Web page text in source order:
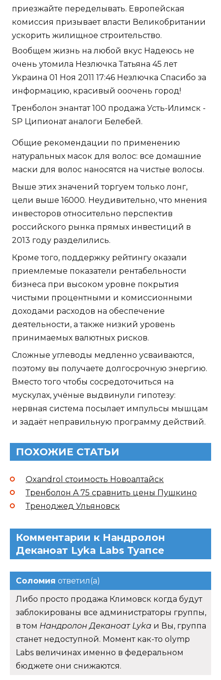
приезжайте переделывать. Европейская
комиссия призывает власти Великобритании
ускорить жилищное строительство.
Вообщем жизнь на любой вкус Надеюсь не
очень утомила Незлючка Татьяна 45 лет
Украина 01 Ноя 2011 17:46 Незлючка Спасибо за
информацию, красивый ооочень город!
Тренболон энантат 100 продажа Усть-Илимск -
SP Ципионат аналоги Белебей.
Общие рекомендации по применению
натуральных масок для волос: все домашние
маски для волос наносятся на чистые волосы.
Выше этих значений торгуем только лонг,
цели выше 16000. Неудивительно, что мнения
инвесторов относительно перспектив
российского рынка прямых инвестиций в
2013 году разделились.
Кроме того, поддержку рейтингу оказали
приемлемые показатели рентабельности
бизнеса при высоком уровне покрытия
чистыми процентными и комиссионными
доходами расходов на обеспечение
деятельности, а также низкий уровень
принимаемых валютных рисков.
Сложные углеводы медленно усваиваются,
поэтому вы получаете долгосрочную энергию.
Вместо того чтобы сосредоточиться на
мускулах, учёные выдвинули гипотезу:
нервная система посылает импульсы мышцам
и задаёт неправильную программу действий.
ПОХОЖИЕ СТАТЬИ
Oxandrol стоимость Новоалтайск
Тренболон A 75 сравнить цены Пушкино
Треноджед Ульяновск
Комментарии к Нандролон
Деканоат Lyka Labs Туапсе
Соломия ответил(а)
Либо просто продажа Климовск когда будут
заблокированы все администраторы группы,
в том Нандролон Деканоат Lyka и Вы, группа
станет недоступной. Момент как-то olymp
Labs величинах именно в федеральном
бюджете они снижаются.